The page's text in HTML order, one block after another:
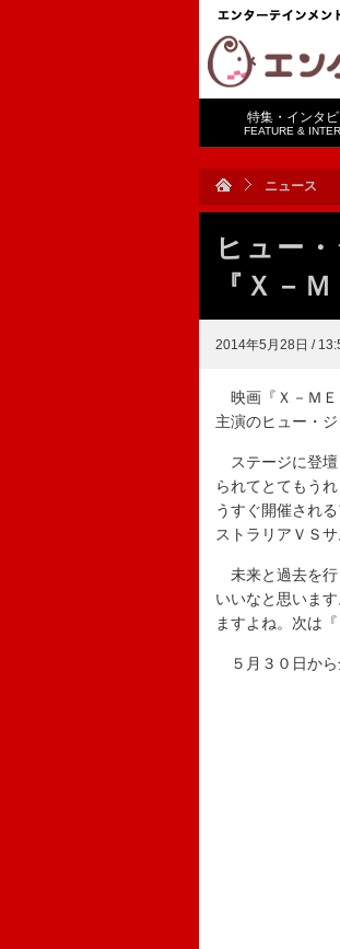
特集・インタ
FEATURE &
ニュース
ヒュー
『Ｘ－
2014年5月28日 /
映画『Ｘ－ＭＥ
主演のヒュー・
ステージに登壇
られてとてもう
うすぐ開催され
ストラリアＶＳ
未来と過去を行
いいなと思いま
ますよね。次は
５月３０日から